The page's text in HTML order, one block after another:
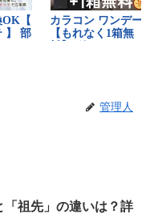
管理人
「祖先」の違いは？詳